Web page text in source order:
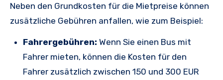
Neben den Grundkosten für die Mietpreise können
zusätzliche Gebühren anfallen, wie zum Beispiel:
Fahrergebühren: Wenn Sie einen Bus mit
Fahrer mieten, können die Kosten für den
Fahrer zusätzlich zwischen 150 und 300 EUR